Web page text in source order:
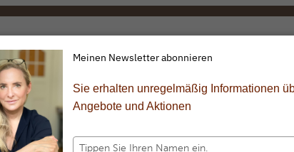
Meinen Newsletter abonnieren
Sie erhalten unregelmäßig Informationen
Angebote und Aktionen
Tippen